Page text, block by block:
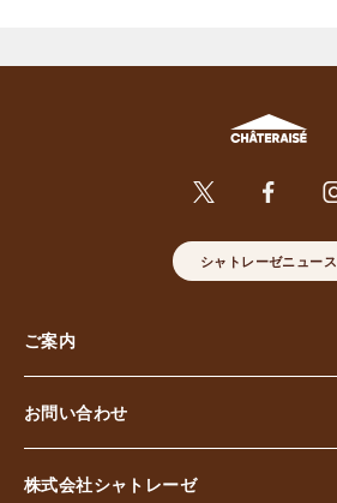
シャトレーゼニュース
ご案内
お問い合わせ
株式会社シャトレーゼ